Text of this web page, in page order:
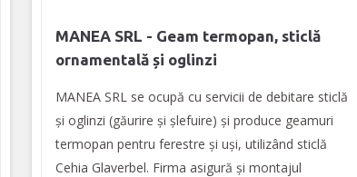
MANEA SRL - Geam termopan, sticlă
ornamentală și oglinzi
MANEA SRL se ocupă cu servicii de debitare sticlă
și oglinzi (găurire și șlefuire) și produce geamuri
termopan pentru ferestre și uși, utilizând sticlă
Cehia Glaverbel. Firma asigură şi montajul